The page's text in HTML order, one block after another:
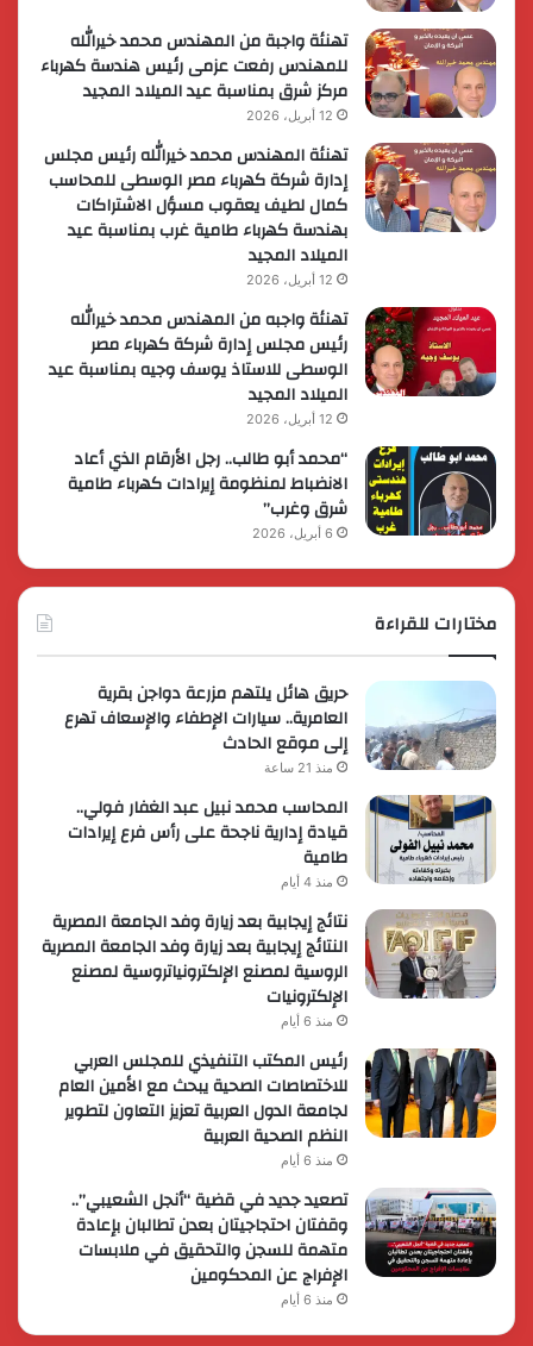
تهنئة واجبة من المهندس محمد خيرالله
للمهندس رفعت عزمى رئيس هندسة كهرباء
مركز شرق بمناسبة عيد الميلاد المجيد
12 أبريل، 2026
تهنئة المهندس محمد خيرالله رئيس مجلس
إدارة شركة كهرباء مصر الوسطى للمحاسب
كمال لطيف يعقوب مسؤل الاشتراكات
بهندسة كهرباء طامية غرب بمناسبة عيد
الميلاد المجيد
12 أبريل، 2026
تهنئة واجبه من المهندس محمد خيرالله
رئيس مجلس إدارة شركة كهرباء مصر
الوسطى للاستاذ يوسف وجيه بمناسبة عيد
الميلاد المجيد
12 أبريل، 2026
“محمد أبو طالب.. رجل الأرقام الذي أعاد
الانضباط لمنظومة إيرادات كهرباء طامية
شرق وغرب”
6 أبريل، 2026
مختارات للقراءة
حريق هائل يلتهم مزرعة دواجن بقرية
العامرية.. سيارات الإطفاء والإسعاف تهرع
إلى موقع الحادث
منذ 21 ساعة
المحاسب محمد نبيل عبد الغفار فولي..
قيادة إدارية ناجحة على رأس فرع إيرادات
طامية
منذ 4 أيام
نتائج إيجابية بعد زيارة وفد الجامعة المصرية
النتائج إيجابية بعد زيارة وفد الجامعة المصرية
الروسية لمصنع الإلكترونياتروسية لمصنع
الإلكترونيات
منذ 6 أيام
رئيس المكتب التنفيذي للمجلس العربي
للاختصاصات الصحية يبحث مع الأمين العام
لجامعة الدول العربية تعزيز التعاون لتطوير
النظم الصحية العربية
منذ 6 أيام
تصعيد جديد في قضية “أنجل الشعيبي”..
وقفتان احتجاجيتان بعدن تطالبان بإعادة
متهمة للسجن والتحقيق في ملابسات
الإفراج عن المحكومين
منذ 6 أيام